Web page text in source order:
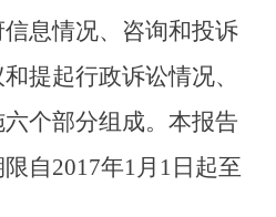
息情况、咨询和投诉
提起行政诉讼情况、
个部分组成。本报告
自201 7年1 月 1 日起至